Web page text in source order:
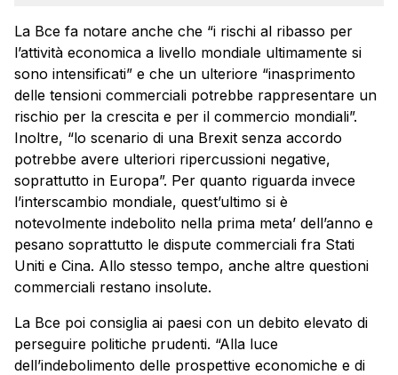
La Bce fa notare anche che “i rischi al ribasso per
l’attività economica a livello mondiale ultimamente si
sono intensificati” e che un ulteriore “inasprimento
delle tensioni commerciali potrebbe rappresentare un
rischio per la crescita e per il commercio mondiali”.
Inoltre, “lo scenario di una Brexit senza accordo
potrebbe avere ulteriori ripercussioni negative,
soprattutto in Europa”. Per quanto riguarda invece
l’interscambio mondiale, quest’ultimo si è
notevolmente indebolito nella prima meta’ dell’anno e
pesano soprattutto le dispute commerciali fra Stati
Uniti e Cina. Allo stesso tempo, anche altre questioni
commerciali restano insolute.
La Bce poi consiglia ai paesi con un debito elevato di
perseguire politiche prudenti. “Alla luce
dell’indebolimento delle prospettive economiche e di